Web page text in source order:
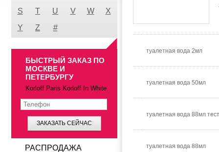
туалетная вода 2мл
туалетная вода 50мл
туалетная вода 88мл
туалетная вода 88мл
S
T U V W
X
Y
Z #
БЫСТРЫЙ ЗАКАЗ ПО
МОСКВЕ И
ПЕТЕРБУРГУ
Korloff Paris Korloff In White
ЗАКАЗАТЬ СЕЙЧАС
РАСПРОДАЖА